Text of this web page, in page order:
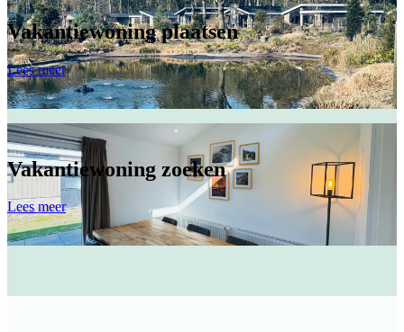
Vakantiewoning plaatsen
Lees meer
Vakantiewoning zoeken
Lees meer